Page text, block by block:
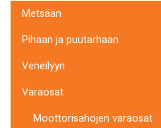
Metsään
Pihaan ja puutarhaan
Veneilyyn
Varaosat
Moottorisahojen varaosat